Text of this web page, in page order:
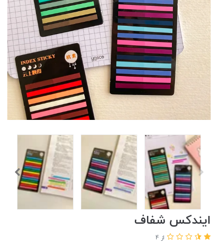
ایندکس شفاف
از 4